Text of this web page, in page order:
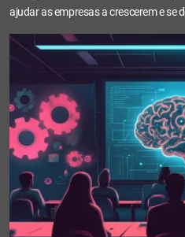
ajudar as empresas a crescerem e se